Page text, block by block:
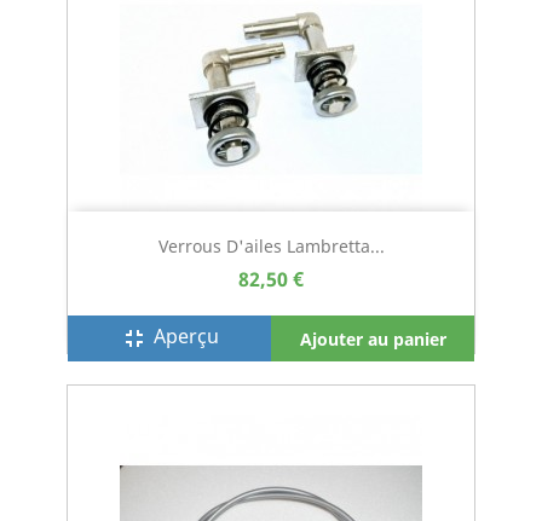
Verrous D'ailes Lambretta...
82,50 €
fullscreen_exit Aperçu Ajouter au panier